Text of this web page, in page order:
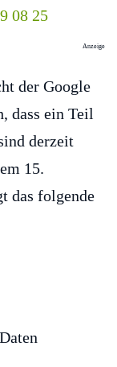
Anzeige
der Google
dass ein Teil
derzeit
15.
das folgende